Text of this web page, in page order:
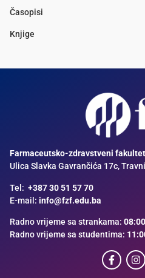
Časopisi
Knjige
Farmaceutsko-zdravstveni
Ulica Slavka Gavrančića 17c,
Tel: +387 30 51 57 70
E-mail: info@fzf.edu.ba
Radno vrijeme sa strankama:
Radno vrijeme sa studentima: